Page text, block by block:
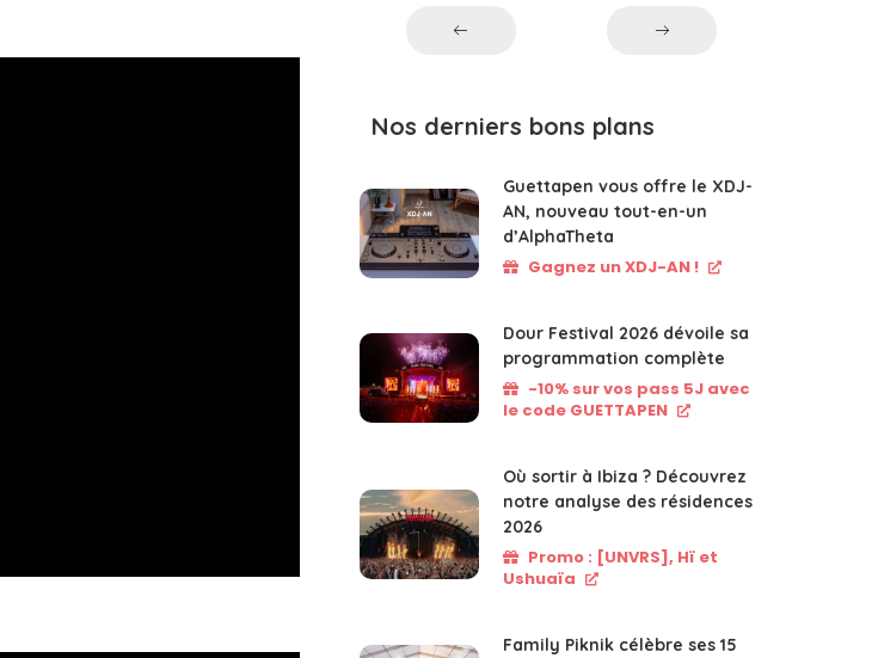
Nos derniers bons plans
Guettapen vous offre le XDJ-
AN, nouveau tout-en-un
d’AlphaTheta
Gagnez un XDJ-AN !
Dour Festival 2026 dévoile sa
programmation complète
-10% sur vos pass 5J avec
le code GUETTAPEN
Où sortir à Ibiza ? Découvrez
notre analyse des résidences
2026
Promo : [UNVRS], Hï et
Ushuaïa
Family Piknik célèbre ses 15